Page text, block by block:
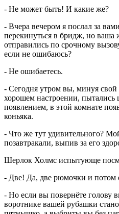
- Не может быть! И какие же?
- Вчера вечером я послал за
перекинуться в бридж, но ваша
отправились по срочному
если не ошибаюсь?
- Не ошибаетесь.
- Сегодня утром вы, минуя
хорошем настроении, пытались
появлением, в этой комнате
коньяка.
- Что же тут удивительного?
позавтракали, выпив за его
Шерлок Холмс испытующе
- Две! Да, две рюмочки и потом
- Но если вы повернёте голову
воротнике вашей рубашки